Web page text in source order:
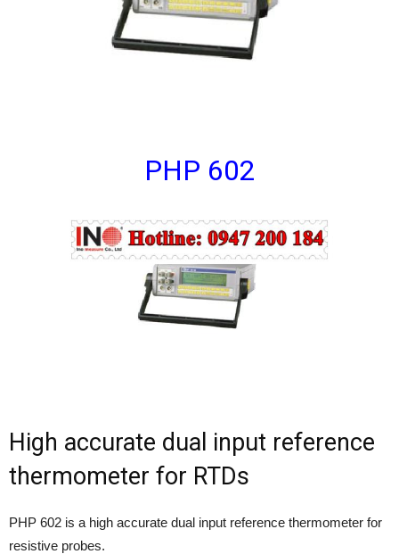
PHP 602
High accurate dual input reference
thermometer for RTDs
PHP 602 is a high accurate dual input reference thermometer for
resistive probes.